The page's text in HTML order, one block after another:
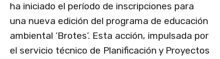
ha iniciado el período de inscripciones para
una nueva edición del programa de educación
ambiental ‘Brotes’. Esta acción, impulsada por
el servicio técnico de Planificación y Proyectos